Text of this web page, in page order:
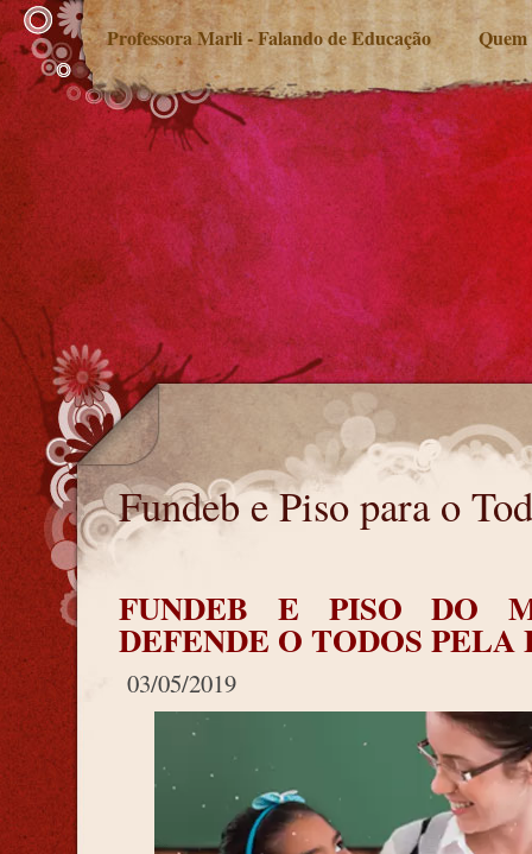
Professora Marli - Falando de Educação Quem
Fundeb e Piso para o
Fundeb e Piso para o Todos pela Educação
FUNDEB E PISO DO
DEFENDE O TODOS PELA
03/05/2019